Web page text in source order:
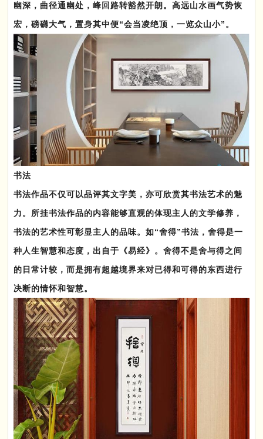
幽深，曲径通幽处，峰回路转豁然开朗。高远山水画气势恢
宏，磅礴大气，置身其中便“会当凌绝顶，一览众山小”。
书法
书法作品不仅可以品评其文字美，亦可欣赏其书法艺术的魅
力。所挂书法作品的内容能够直观的体现主人的文学修养，
书法的艺术性可彰显主人的品味。如“舍得”书法，舍得是一
种人生智慧和态度，出自于《易经》。舍得不是舍与得之间
的日常计较，而是拥有超越境界来对已得和可得的东西进行
决断的情怀和智慧。